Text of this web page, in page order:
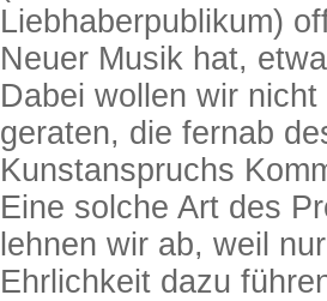
Liebhaberpublikum)
Neuer Musik hat,
Dabei wollen wir
geraten, die fernab
Kunstanspruchs
Eine solche Art des
lehnen wir ab, weil
Ehrlichkeit dazu